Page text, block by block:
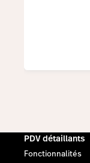
PDV détaillants
Fonctionnalités